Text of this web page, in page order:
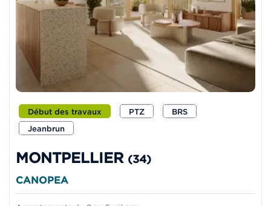
Début des travaux PTZ
BRS
Jeanbrun
MONTPELLIER (34)
CANOPEA